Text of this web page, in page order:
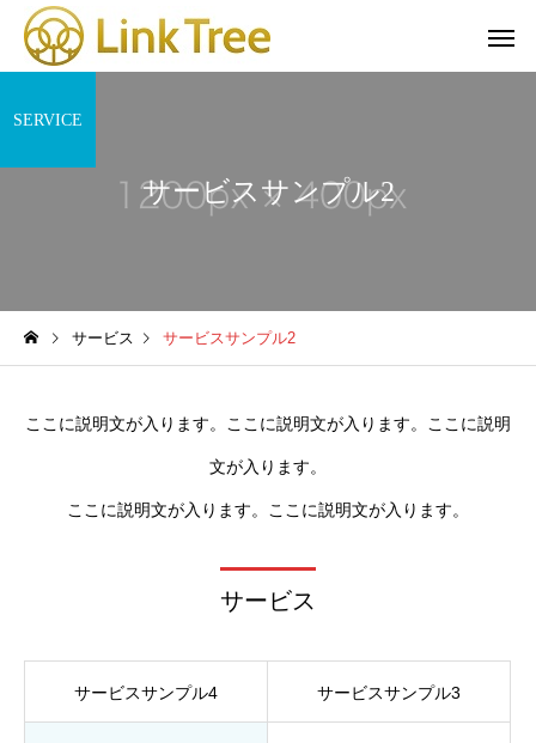
サービスサンプル2
SERVICE
サービス サービスサンプル2
ここに説明文が入ります。ここに説明文が入ります。ここに説明
文が入ります。
ここに説明文が入ります。ここに説明文が入ります。
サービス
サービスサンプル4 サービスサンプル3